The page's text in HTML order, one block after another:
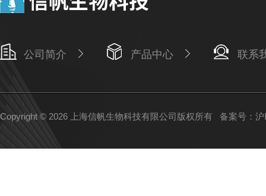
公司简介 产品中心 联系
Copyright © 2026 上海信帆生物科技有限公司版权所有 备案号：